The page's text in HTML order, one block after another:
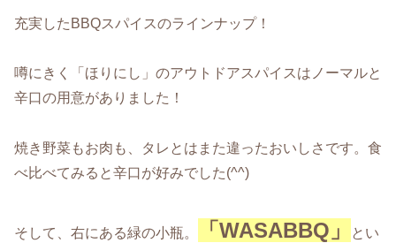
充実したBBQスパイスのラインナップ！
噂にきく「ほりにし」のアウトドアスパイスはノーマルと
辛口の用意がありました！
焼き野菜もお肉も、タレとはまた違ったおいしさです。食
べ比べてみると辛口が好みでした(^^)
そして、右にある緑の小瓶。 「WASABBQ」
とい